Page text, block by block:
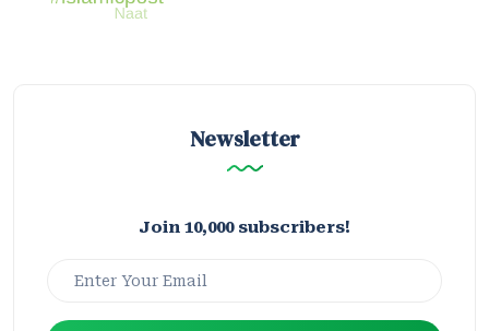
Newsletter
Join 10,000 subscribers!